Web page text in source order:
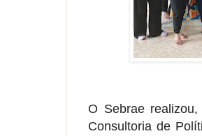
O Sebrae
Consultoria de